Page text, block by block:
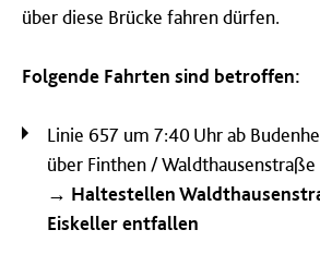
über diese Brücke fahren dürfen.
Folgende Fahrten sind betroffen:
Linie 657 um 7:40 Uhr ab
über Finthen /
→ Haltestellen
Eiskeller entfallen